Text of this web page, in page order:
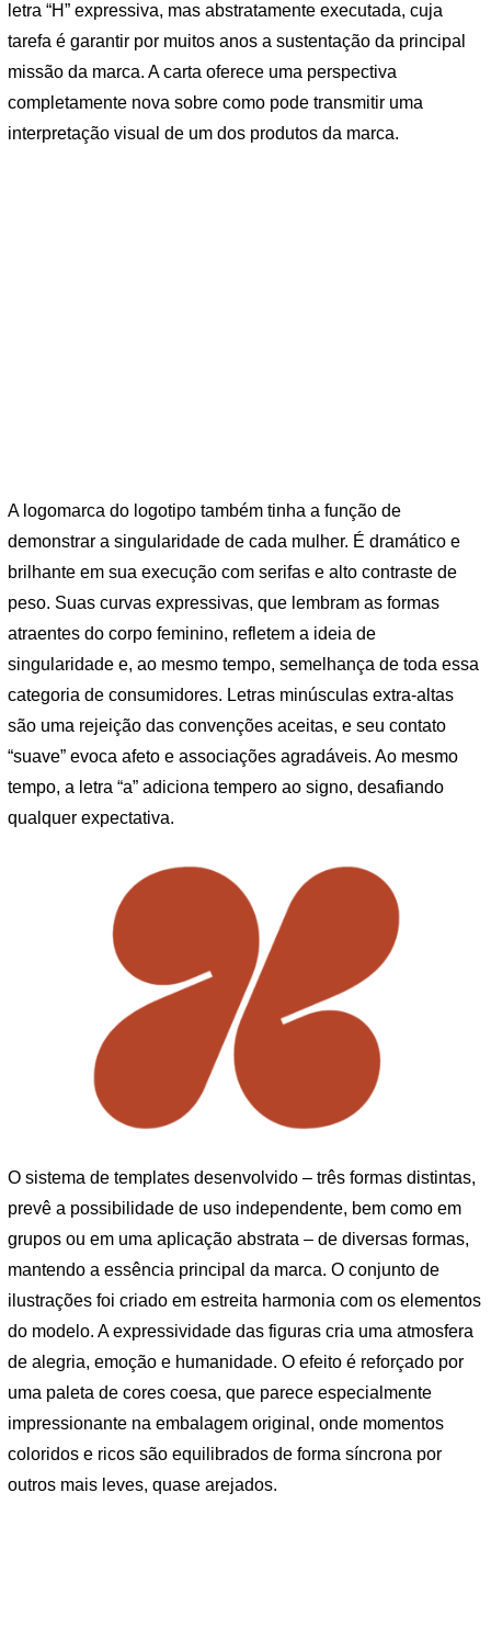
letra “H” expressiva, mas abstratamente executada, cuja
tarefa é garantir por muitos anos a sustentação da principal
missão da marca. A carta oferece uma perspectiva
completamente nova sobre como pode transmitir uma
interpretação visual de um dos produtos da marca.
A logomarca do logotipo também tinha a função de
demonstrar a singularidade de cada mulher. É dramático e
brilhante em sua execução com serifas e alto contraste de
peso. Suas curvas expressivas, que lembram as formas
atraentes do corpo feminino, refletem a ideia de
singularidade e, ao mesmo tempo, semelhança de toda essa
categoria de consumidores. Letras minúsculas extra-altas
são uma rejeição das convenções aceitas, e seu contato
“suave” evoca afeto e associações agradáveis. Ao mesmo
tempo, a letra “a” adiciona tempero ao signo, desafiando
qualquer expectativa.
O sistema de templates desenvolvido – três formas distintas,
prevê a possibilidade de uso independente, bem como em
grupos ou em uma aplicação abstrata – de diversas formas,
mantendo a essência principal da marca. O conjunto de
ilustrações foi criado em estreita harmonia com os elementos
do modelo. A expressividade das figuras cria uma atmosfera
de alegria, emoção e humanidade. O efeito é reforçado por
uma paleta de cores coesa, que parece especialmente
impressionante na embalagem original, onde momentos
coloridos e ricos são equilibrados de forma síncrona por
outros mais leves, quase arejados.